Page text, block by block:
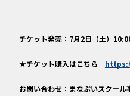
チケット発売：7月2日（土）
★チケット購入はこちら
お問い合わせ：まなぶいスクー